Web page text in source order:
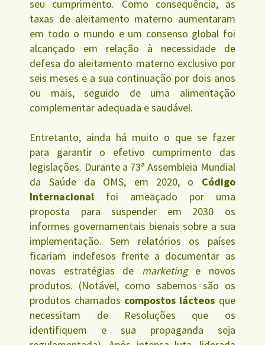
seu cumprimento. Como consequência, as
taxas de aleitamento materno aumentaram
em todo o mundo e um consenso global foi
alcançado em relação à necessidade de
defesa do aleitamento materno exclusivo por
seis meses e a sua continuação por dois anos
ou mais, seguido de uma alimentação
complementar adequada e saudável.
Entretanto, ainda há muito o que se fazer
para garantir o efetivo cumprimento das
legislações. Durante a 73ª Assembleia Mundial
da Saúde da OMS, em 2020, o Código
Internacional foi ameaçado por uma
proposta para suspender em 2030 os
informes governamentais bienais sobre a sua
implementação. Sem relatórios os países
ficariam indefesos frente a documentar as
novas estratégias de marketinge novos
produtos. (Notável, como sabemos são os
produtos chamados compostos lácteos que
necessitam de Resoluções que os
identifiquem e sua propaganda seja